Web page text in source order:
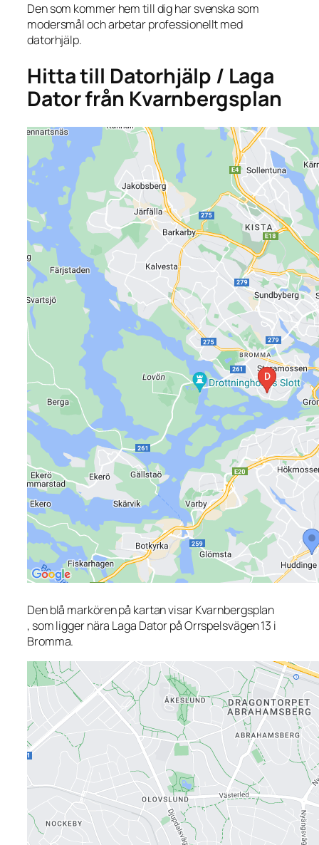
Den som kommer hem till dig har svenska som
modersmål och arbetar professionellt med
datorhjälp.
Hitta till Datorhjälp / Laga
Dator från Kvarnbergsplan
Den blå markören på kartan visar Kvarnbergsplan
, som ligger nära Laga Dator på Orrspelsvägen 13 i
Bromma.